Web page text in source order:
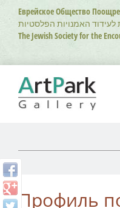
Перейти
основному
содержанию
Еврейское Общество
לעידוד האמנויות הפלסטיות
The Jewish Society for the
Профиль